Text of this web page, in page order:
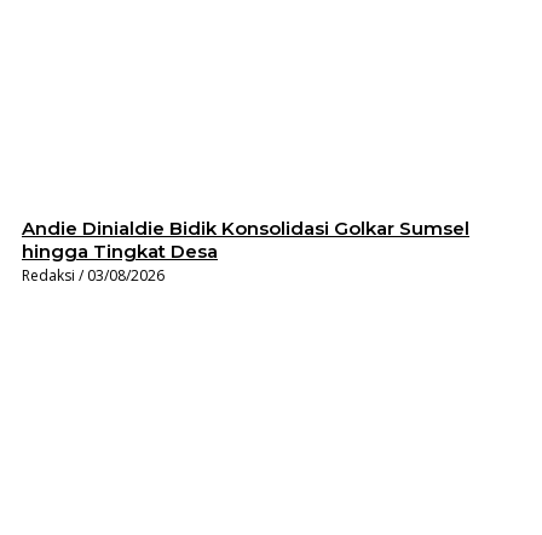
Andie Dinialdie Bidik Konsolidasi Golkar Sumsel
hingga Tingkat Desa
Redaksi 03/08/2026